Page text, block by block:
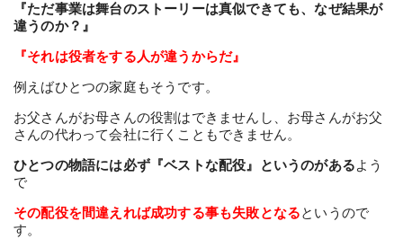
『ただ事業は舞台のストーリーは真似できても、なぜ結果が
違うのか？』
『それは役者をする人が違うからだ』
例えばひとつの家庭もそうです。
お父さんがお母さんの役割はできませんし、お母さんがお父
さんの代わって会社に行くこともできません。
ひとつの物語には必ず『ベストな配役』というのがあるよう
で
その配役を間違えれば成功する事も失敗となるというので
す。